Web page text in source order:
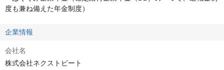
度も兼ね備えた年金制度）
企業情報
会社名
株式会社ネクストビート